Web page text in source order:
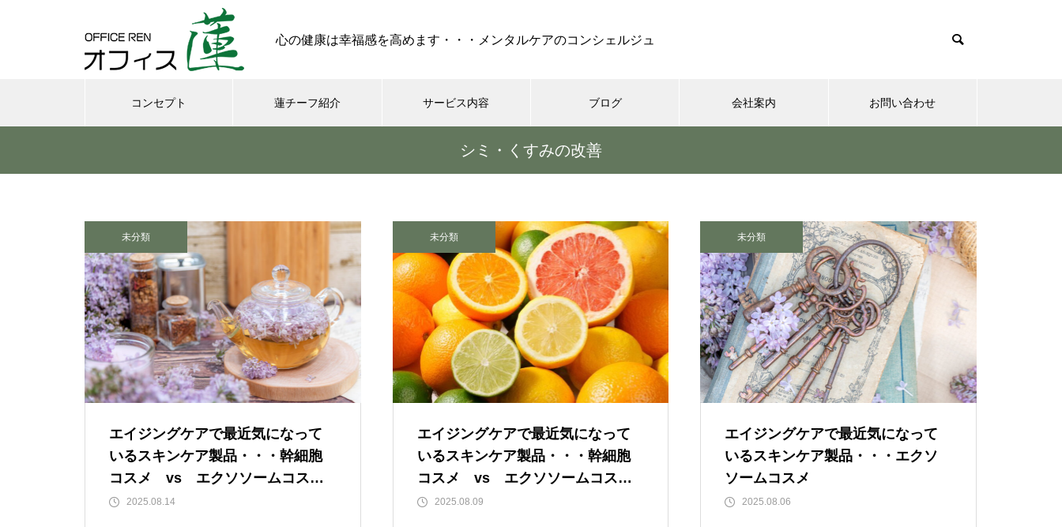
心の健康は幸福感を高めます・・・メンタルケアのコンシェルジュ
コンセプト 蓮チーフ紹介 サービス内容 ブログ 会社案内 お問い合わせ
セラピー REIKI（靈氣）
に疲れたときの対処法５選
｜ 心がラクになる考え方
り、絶望でけでなく、妬み、嫉
みといった嫌な部分も現れ
る・・・時には死も
て本当ですか？ データも根
拠もなさそうですが・・・
さまざまなシチュエーションの
「失恋」からの喪失感や絶望
感、また新たな心境をもたらす
アイディア 2
シニア世代の恋愛、結婚はゴー
ルではなく、人生をいかに楽し
く生きるためのエッセン
ス・・・
さまざまなシチュエーションの
「失恋」からの喪失感や絶望
感、また新たな心境をもたらす
アイディア
いくつになっても新しいことに
チャレンジしていきた
今後もっと増えると思われる
「老老介護」 その実情と社会
欲望に心身をかき乱されている
自分や、迷いや悩みを抱えてい
シミ・くすみの改善
未分類
エイジングケアで最近気になって
いるスキンケア製品・・・幹細胞
コスメ vs エクソソームコスメ
②
2025.08.14
未分類
エイジングケアで最近気になって
いるスキンケア製品・・・幹細胞
コスメ vs エクソソームコス
メ ①
2025.08.09
未分類
エイジングケアで最近気になって
いるスキンケア製品・・・エクソ
ソームコスメ
2025.08.06